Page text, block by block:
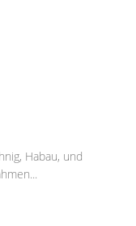
Habau, und